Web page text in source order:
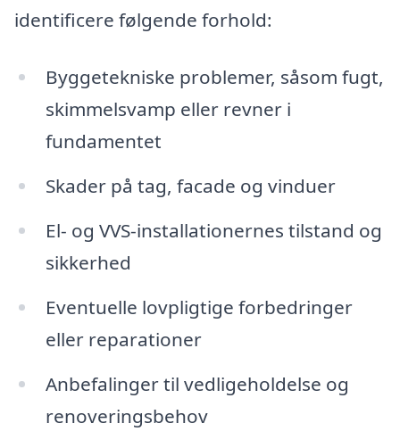
identificere følgende forhold:
Byggetekniske problemer, såsom fugt,
skimmelsvamp eller revner i
fundamentet
Skader på tag, facade og vinduer
El- og VVS-installationernes tilstand og
sikkerhed
Eventuelle lovpligtige forbedringer
eller reparationer
Anbefalinger til vedligeholdelse og
renoveringsbehov